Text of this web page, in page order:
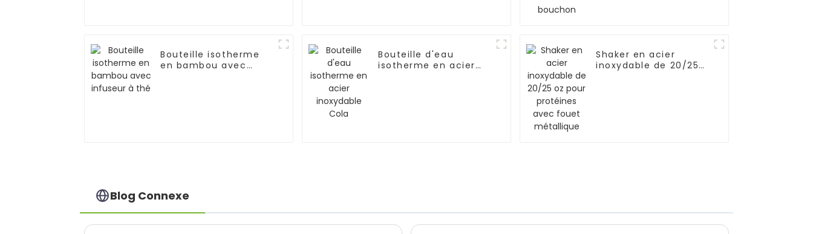
Bouteille isotherme
en bambou avec
Bouteille d'eau
isotherme en acier
Shaker en acier
inoxydable de 20/25
Blog Connexe